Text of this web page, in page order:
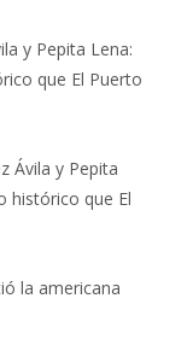
y Pepita Lena:
que El Puerto
Ávila y Pepita
histórico que El
la americana